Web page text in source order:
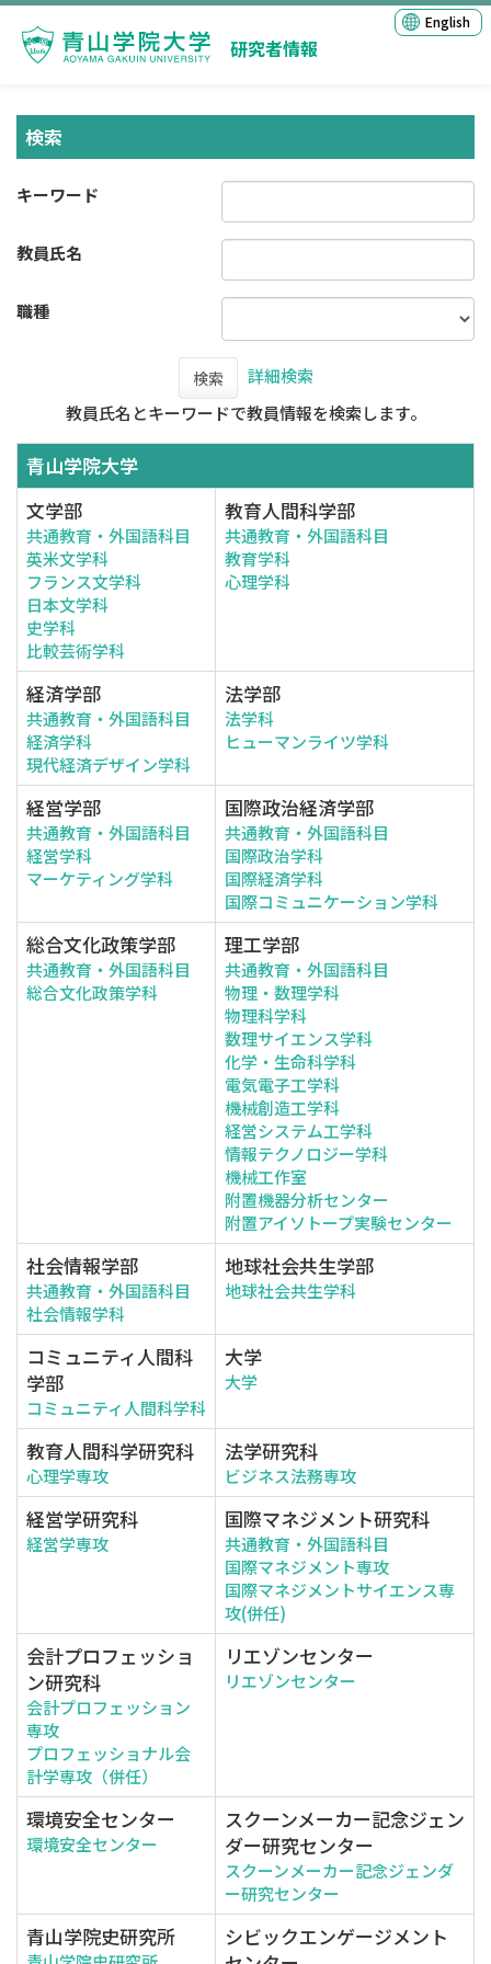
研究者情報
English
検索
キーワード
教員氏名
職種
検索
詳細検索
教員氏名とキーワードで教員情報を検索します。
青山学院大学
文学部
共通教育・外国語科目
英米文学科
フランス文学科
日本文学科
史学科
比較芸術学科
教育人間科学部
共通教育・外国語科目
教育学科
心理学科
経済学部
共通教育・外国語科目
経済学科
現代経済デザイン学科
法学部
法学科
ヒューマンライツ学科
経営学部
共通教育・外国語科目
経営学科
マーケティング学科
国際政治経済学部
共通教育・外国語科目
国際政治学科
国際経済学科
国際コミュニケーション学科
総合文化政策学部
共通教育・外国語科目
総合文化政策学科
理工学部
共通教育・外国語科目
物理・数理学科
物理科学科
数理サイエンス学科
化学・生命科学科
電気電子工学科
機械創造工学科
経営システム工学科
情報テクノロジー学科
機械工作室
附置機器分析センター
附置アイソトープ実験センター
社会情報学部
共通教育・外国語科目
社会情報学科
地球社会共生学部
地球社会共生学科
コミュニティ人間科
学部
コミュニティ人間科学科
大学
大学
教育人間科学研究科
心理学専攻
法学研究科
ビジネス法務専攻
経営学研究科
経営学専攻
国際マネジメント研究科
共通教育・外国語科目
国際マネジメント専攻
国際マネジメントサイエンス専
攻(併任)
会計プロフェッショ
ン研究科
会計プロフェッション
専攻
プロフェッショナル会
計学専攻（併任）
リエゾンセンター
リエゾンセンター
環境安全センター
環境安全センター
スクーンメーカー記念ジェン
ダー研究センター
スクーンメーカー記念ジェンダ
ー研究センター
青山学院史研究所
シビックエンゲージメント